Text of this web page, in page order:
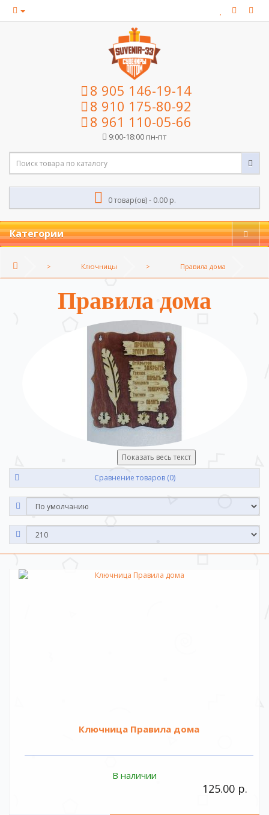
8 905 146-19-14
8 910 175-80-92
8 961 110-05-66
9:00-18:00 пн-пт
0 товар(ов) - 0.00 р.
Категории
Ключницы Правила дома
Правила дома
Показать весь текст
Сравнение товаров (0)
Ключница Правила дома
В наличии
125.00 р.